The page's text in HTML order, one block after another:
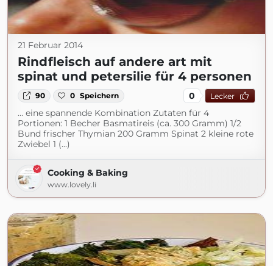
21 Februar 2014
Rindfleisch auf andere art mit
spinat und petersilie für 4 personen
90 0 Speichern 0 Lecker
… eine spannende Kombination Zutaten für 4
Portionen: 1 Becher Basmatireis (ca. 300 Gramm) 1/2
Bund frischer Thymian 200 Gramm Spinat 2 kleine rote
Zwiebel 1 (...)
Cooking & Baking
www.lovely.li